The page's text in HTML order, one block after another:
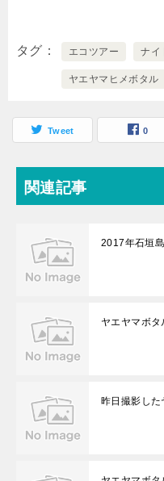
タグ エコツアー ナイ
ヤエヤマヒメボタル
Tweet 0
関連記事
2017年石垣
ヤエヤマボ
昨日撮影し